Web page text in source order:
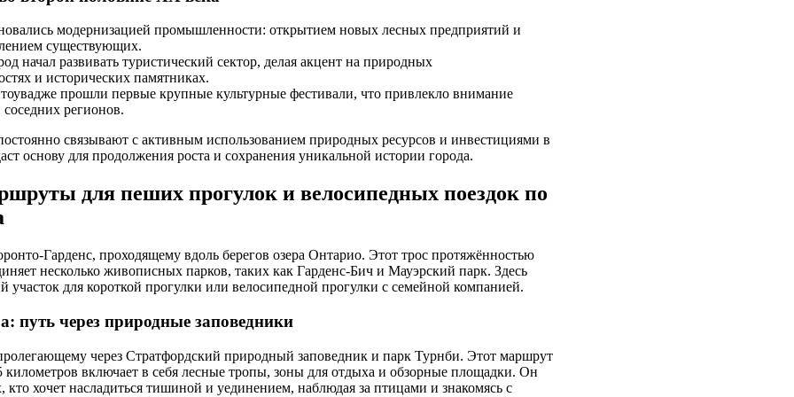
модернизацией промышленности: открытием новых лесных предприятий и
существующих.
начал развивать туристический сектор, делая акцент на природных
и исторических памятниках.
прошли первые крупные культурные фестивали, что привлекло внимание
регионов.
связывают с активным использованием природных ресурсов и инвестициями в
основу для продолжения роста и сохранения уникальной истории города.
для пеших прогулок и велосипедных поездок по
Гарденс, проходящему вдоль берегов озера Онтарио. Этот трос протяжённостью
несколько живописных парков, таких как Гарденс-Бич и Мауэрский парк. Здесь
участок для короткой прогулки или велосипедной прогулки с семейной компанией.
путь через природные заповедники
через Стратфордский природный заповедник и парк Турнби. Этот маршрут
километров включает в себя лесные тропы, зоны для отдыха и обзорные площадки. Он
кто хочет насладиться тишиной и уединением, наблюдая за птицами и знакомясь с